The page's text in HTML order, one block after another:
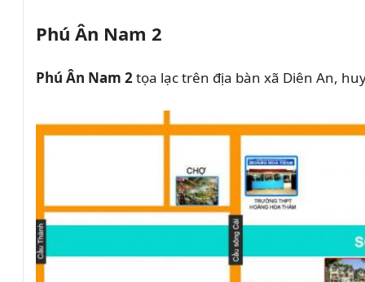
Phú Ân Nam 2
Phú Ân Nam 2tọa lạc trên địa bàn xã Diên An,